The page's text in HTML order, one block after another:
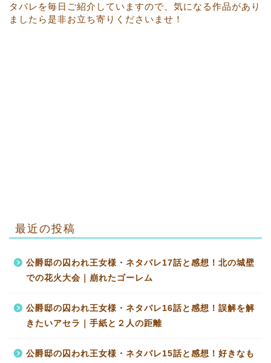
タバレを毎日ご紹介していますので、気になる作品があり
ましたら是非お立ち寄りくださいませ！
最近の投稿
公爵邸の囚われ王女様・ネタバレ17話と感想！北の城壁
での花火大会｜崩れたゴーレム
公爵邸の囚われ王女様・ネタバレ16話と感想！誤解を解
きたいアセラ｜手紙と２人の距離
公爵邸の囚われ王女様・ネタバレ15話と感想！好きなも